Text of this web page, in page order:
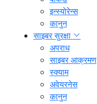
इन्स्योरेन्स
कानुन
साइबर सुरक्षा
अपराध
साइबर आक्रमण
स्क्याम
अवेयरनेस
कानुन